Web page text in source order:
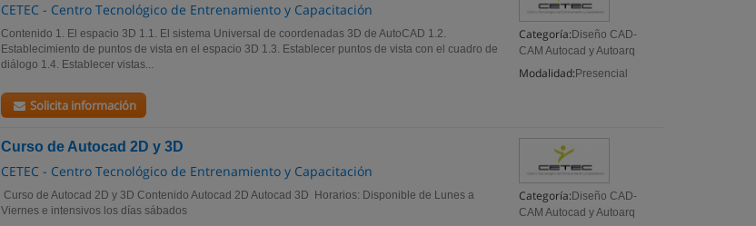
CETEC - Centro Tecnológico de Entrenamiento y Capacitación
Categoría: Diseño CAD-
CAM Autocad y Autoarq
Modalidad: Presencial
Contenido 1. El espacio 3D 1.1. El sistema Universal de coordenadas 3D de AutoCAD 1.2.
Establecimiento de puntos de vista en el espacio 3D 1.3. Establecer puntos de vista con el cuadro de
diálogo 1.4. Establecer vistas...
Solicita información
Curso de Autocad 2D y 3D
CETEC - Centro Tecnológico de Entrenamiento y Capacitación
Categoría: Diseño CAD-
CAM Autocad y Autoarq
Curso de Autocad 2D y 3D Contenido Autocad 2D Autocad 3D Horarios: Disponible de Lunes a
Viernes e intensivos los días sábados